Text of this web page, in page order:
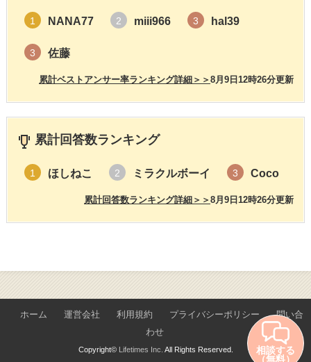
1 NANA77 2 miii966 3 hal39
3 佐藤
8月9日12時26分更新
累計ベストアンサー率ランキング詳細＞＞
累計回答数ランキング
1 ほしねこ 2 ミラクルボーイ 3 Coco
8月9日12時26分更新
累計回答数ランキング詳細＞＞
ホーム 運営会社 利用規約 プライバシーポリシー
問い合
わせ
Copyright© Lifetimes Inc. All Rights Reserved. 相談する
（無料）